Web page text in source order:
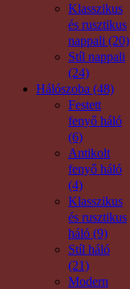
Klasszikus
és rusztikus
nappali (20)
Stíl nappali
(24)
Hálószoba (48)
Festett
fenyő háló
(6)
Antikolt
fenyő háló
(4)
Klasszikus
és rusztikus
háló (9)
Stíl háló
(21)
Modern